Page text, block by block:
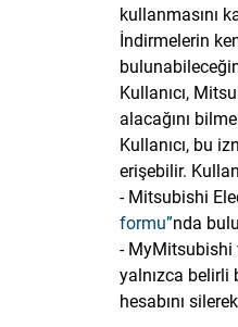
kullanmasını
İndirmelerin
Kullanıcı,
alacağını
Kullanıcı, bu
erişebilir.
- Mitsubishi
formu”nda
- MyMitsubishi
yalnızca belirli
hesabını